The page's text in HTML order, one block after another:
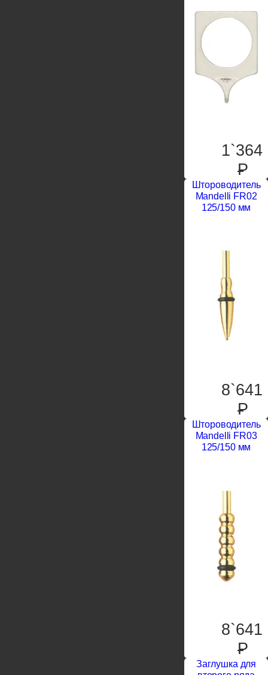
1`364
P
Штороводитель
Mandelli FR02
125/150 мм
8`641
P
Штороводитель
Mandelli FR03
125/150 мм
8`641
P
Заглушка для